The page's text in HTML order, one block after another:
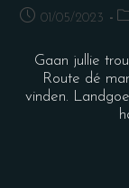
01/05/2023
Gaan jullie
Route dé
vinden.